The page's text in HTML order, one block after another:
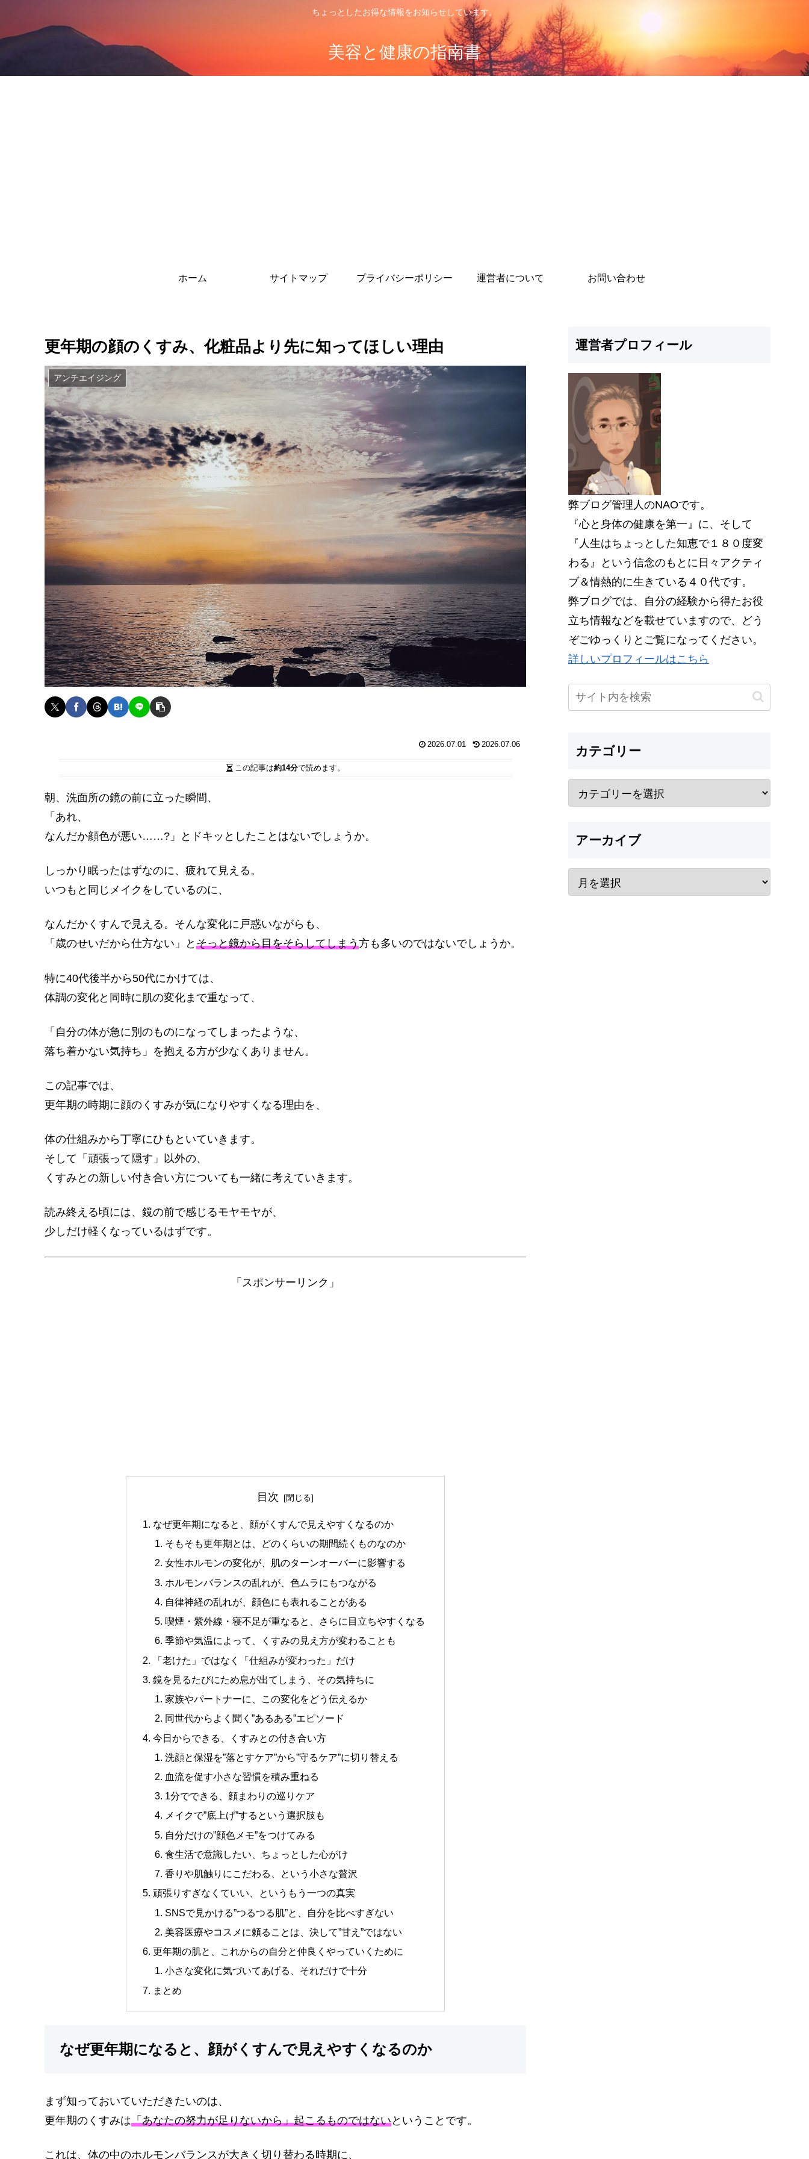
ちょっとしたお得な情報をお知らせしています。
美容と健康の指南書
ホーム サイトマップ プライバシーポリシー 運営者について お問い合わせ
更年期の顔のくすみ、化粧品より先に知ってほしい理由
アンチエイジング
2026.07.01 2026.07.06
この記事は約14分で読めます。
朝、洗面所の鏡の前に立った瞬間、
「あれ、
なんだか顔色が悪い……?」とドキッとしたことはないでしょうか。
しっかり眠ったはずなのに、疲れて見える。
いつもと同じメイクをしているのに、
なんだかくすんで見える。そんな変化に戸惑いながらも、
「歳のせいだから仕方ない」と そっと鏡から目をそらしてしまう方も多いのではないでしょうか。
特に40代後半から50代にかけては、
体調の変化と同時に肌の変化まで重なって、
「自分の体が急に別のものになってしまったような、
落ち着かない気持ち」を抱える方が少なくありません。
この記事では、
更年期の時期に顔のくすみが気になりやすくなる理由を、
体の仕組みから丁寧にひもといていきます。
そして「頑張って隠す」以外の、
くすみとの新しい付き合い方についても一緒に考えていきます。
読み終える頃には、鏡の前で感じるモヤモヤが、
少しだけ軽くなっているはずです。
「スポンサーリンク」
目次
なぜ更年期になると、顔がくすんで見えやすくなるのか
そもそも更年期とは、どのくらいの期間続くものなのか
女性ホルモンの変化が、肌のターンオーバーに影響する
ホルモンバランスの乱れが、色ムラにもつながる
自律神経の乱れが、顔色にも表れることがある
喫煙・紫外線・寝不足が重なると、さらに目立ちやすくなる
季節や気温によって、くすみの見え方が変わることも
「老けた」ではなく「仕組みが変わった」だけ
鏡を見るたびにため息が出てしまう、その気持ちに
家族やパートナーに、この変化をどう伝えるか
同世代からよく聞く”あるある”エピソード
今日からできる、くすみとの付き合い方
洗顔と保湿を”落とすケア”から”守るケア”に切り替える
血流を促す小さな習慣を積み重ねる
1分でできる、顔まわりの巡りケア
メイクで”底上げ”するという選択肢も
自分だけの”顔色メモ”をつけてみる
食生活で意識したい、ちょっとした心がけ
香りや肌触りにこだわる、という小さな贅沢
頑張りすぎなくていい、というもう一つの真実
SNSで見かける”つるつる肌”と、自分を比べすぎない
美容医療やコスメに頼ることは、決して”甘え”ではない
更年期の肌と、これからの自分と仲良くやっていくために
小さな変化に気づいてあげる、それだけで十分
まとめ
なぜ更年期になると、顔がくすんで見えやすくなるのか
まず知っておいていただきたいのは、
更年期のくすみは「あなたの努力が足りないから」起こるものではないということです。
これは、体の中のホルモンバランスが大きく切り替わる時期に、
運営者プロフィール
弊ブログ管理人のNAOです。
『心と身体の健康を第一』に、そして
『人生はちょっとした知恵で１８０度変
わる』という信念のもとに日々アクティ
ブ＆情熱的に生きている４０代です。
弊ブログでは、自分の経験から得たお役
立ち情報などを載せていますので、どう
ぞごゆっくりとご覧になってください。
詳しいプロフィールはこちら
カテゴリー
アーカイブ